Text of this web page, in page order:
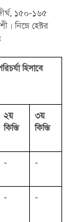
১৫০-১৬৫
নিম্নে হেক্টর
হিসাবে
২য়
কিস্তি
৩য়
কিস্তি
- -
- -